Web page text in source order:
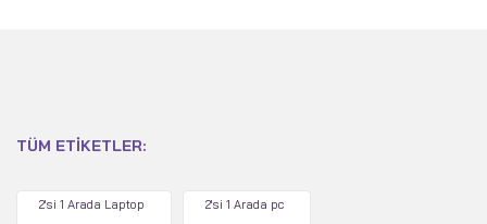
TÜM ETIKETLER:
2'si 1 Arada Laptop 2'si 1 Arada pc